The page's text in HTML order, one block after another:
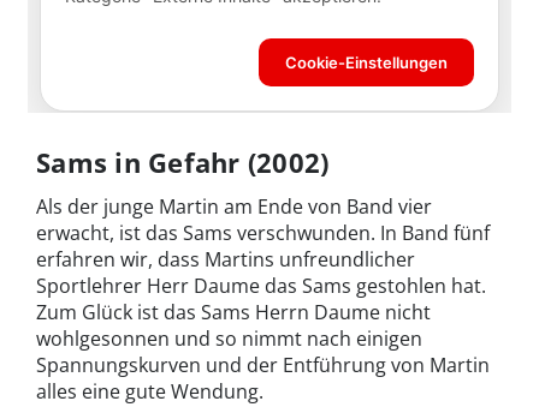
Sams in Gefahr (2002)
Als der junge Martin am Ende von Band vier
erwacht, ist das Sams verschwunden. In Band fünf
erfahren wir, dass Martins unfreundlicher
Sportlehrer Herr Daume das Sams gestohlen hat.
Zum Glück ist das Sams Herrn Daume nicht
wohlgesonnen und so nimmt nach einigen
Spannungskurven und der Entführung von Martin
alles eine gute Wendung.